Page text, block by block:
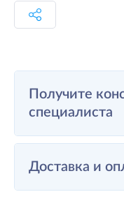
Получите
специалиста
Доставка и